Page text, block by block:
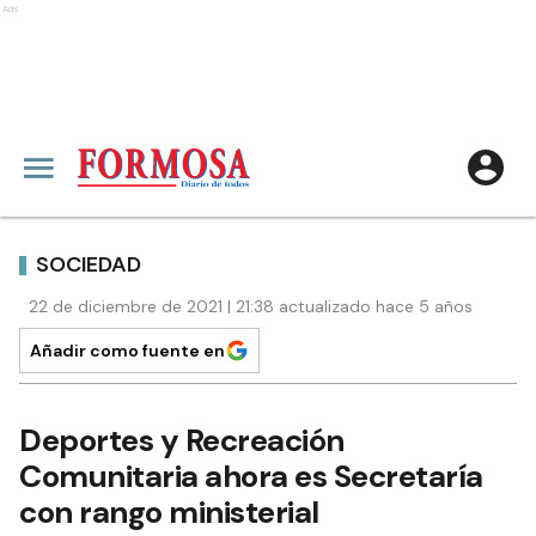
Ads
SOCIEDAD
22 de diciembre de 2021 | 21:38 actualizado hace 5 años
Añadir como fuente en
Deportes y Recreación
Comunitaria ahora es Secretaría
con rango ministerial